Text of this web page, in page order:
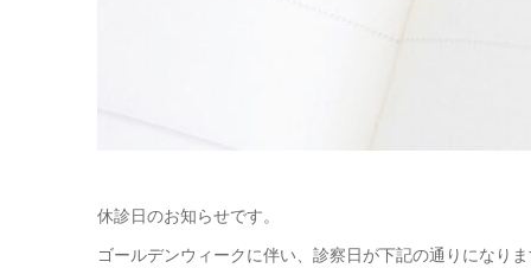
休診日のお知らせです。
ゴールデンウィークに伴い、診察日が下記の通りになり